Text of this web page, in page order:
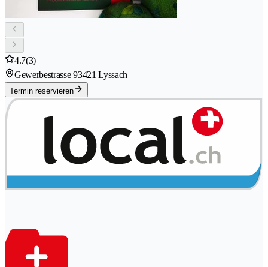
4.7(3)
Gewerbestrasse 93421 Lyssach
Termin reservieren